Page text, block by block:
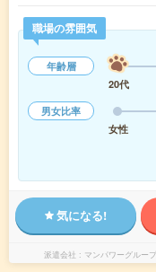
職場の雰囲気
年齢層
20代
男女比率
女性
気になる!
派遣会社 マンパワーグルー